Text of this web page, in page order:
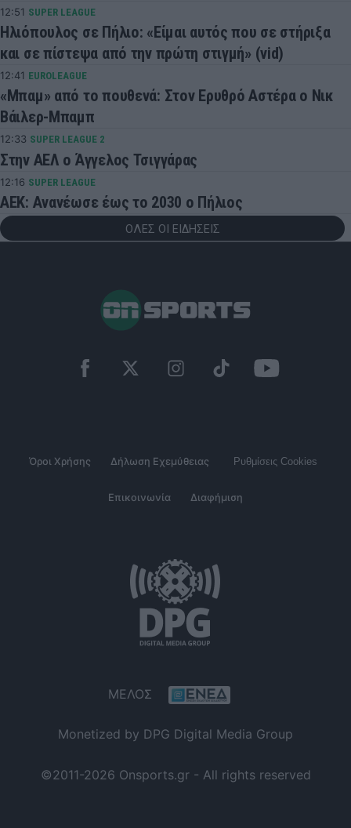
12:51 SUPER LEAGUE
Ηλιόπουλος σε Πήλιο: «Είμαι αυτός που σε στήριξα
και σε πίστεψα από την πρώτη στιγμή» (vid)
12:41 EUROLEAGUE
«Μπαμ» από το πουθενά: Στον Ερυθρό Αστέρα ο Νικ
Βάιλερ-Μπαμπ
12:33 SUPER LEAGUE 2
Στην ΑΕΛ ο Άγγελος Τσιγγάρας
12:16 SUPER LEAGUE
ΑΕΚ: Ανανέωσε έως το 2030 ο Πήλιος
ΟΛΕΣ ΟΙ ΕΙΔΗΣΕΙΣ
Όροι Χρήσης Δήλωση Εχεμύθειας Ρυθμίσεις Cookies
Επικοινωνία Διαφήμιση
ΜΕΛΟΣ
Monetized by DPG Digital Media Group
©2011-2026 Onsports.gr - All rights reserved